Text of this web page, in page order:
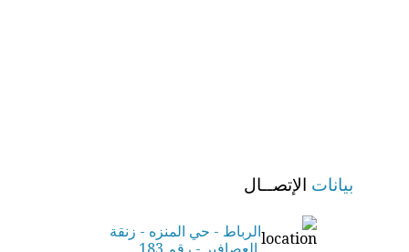
بيانات الإتصــال
الرباط - حي المنزه - زنقة